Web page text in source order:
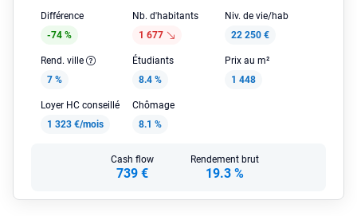
Différence
-74 %
Nb. d'habitants
1 677
Niv. de vie/hab
22 250 €
Rend. ville
7 %
Étudiants
8.4 %
Prix au m²
1 448
Loyer HC conseillé
1 323 €/mois
Chômage
8.1 %
Cash flow
739 €
Rendement brut
19.3 %